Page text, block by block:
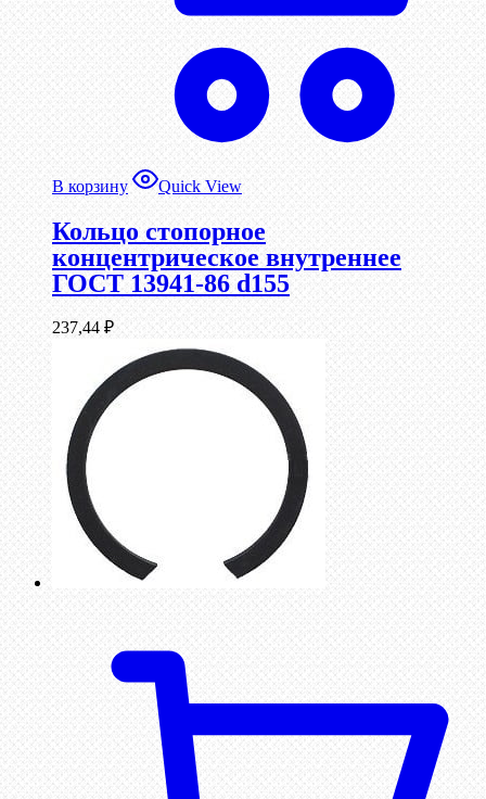
В корзину Quick View
Кольцо стопорное
концентрическое внутреннее
ГОСТ 13941-86 d155
237,44 ₽